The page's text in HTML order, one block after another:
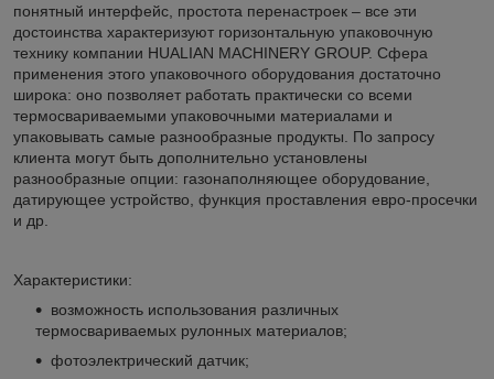
понятный интерфейс, простота перенастроек – все эти
достоинства характеризуют горизонтальную упаковочную
технику компании HUALIAN MACHINERY GROUP. Сфера
применения этого упаковочного оборудования достаточно
широка: оно позволяет работать практически со всеми
термосвариваемыми упаковочными материалами и
упаковывать самые разнообразные продукты. По запросу
клиента могут быть дополнительно установлены
разнообразные опции: газонаполняющее оборудование,
датирующее устройство, функция проставления евро-просечки
и др.
Характеристики:
возможность использования различных
термосвариваемых рулонных материалов;
фотоэлектрический датчик;